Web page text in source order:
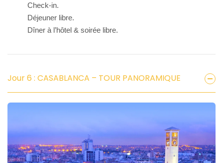
Check-in.
Déjeuner libre.
Dîner à l’hôtel & soirée libre.
Jour 6 : CASABLANCA – TOUR PANORAMIQUE